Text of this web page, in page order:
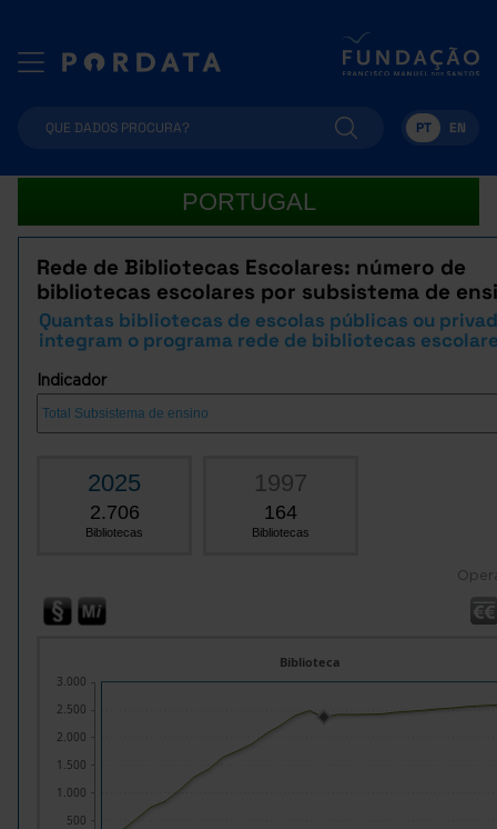
PT EN
PORTUGAL
Rede de Bibliotecas Escolares: número de
bibliotecas escolares por subsistema de
Quantas bibliotecas de escolas públicas ou
integram o programa rede de bibliotecas
Indicador
2025
2.706
Bibliotecas
1997
164
Bibliotecas
Biblioteca
500
1.000
1.500
2.000
2.500
3.000